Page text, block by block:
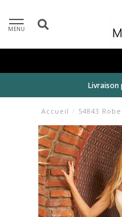
MENU
Livraison
Accueil / 54843